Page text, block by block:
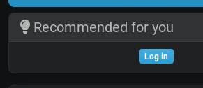
Recommended for you
Log in